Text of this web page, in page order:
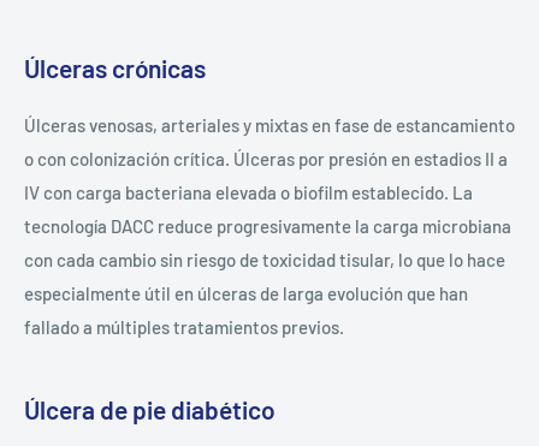
Úlceras crónicas
Úlceras venosas, arteriales y mixtas en fase de estancamiento
o con colonización crítica. Úlceras por presión en estadios II a
IV con carga bacteriana elevada o biofilm establecido. La
tecnología DACC reduce progresivamente la carga microbiana
con cada cambio sin riesgo de toxicidad tisular, lo que lo hace
especialmente útil en úlceras de larga evolución que han
fallado a múltiples tratamientos previos.
Úlcera de pie diabético